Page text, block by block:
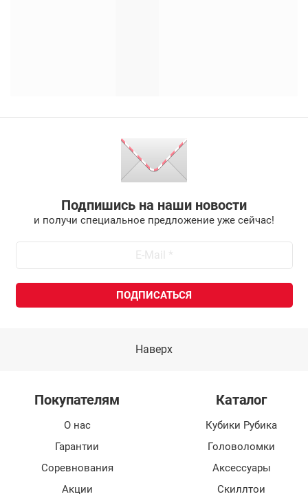
Подпишись на наши новости
и получи специальное предложение уже сейчас!
Наверх
Покупателям
О нас
Гарантии
Соревнования
Акции
Каталог
Кубики Рубика
Головоломки
Аксессуары
Скиллтои